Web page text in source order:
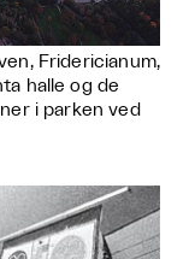
Fridericianum,
halle og de
i parken ved